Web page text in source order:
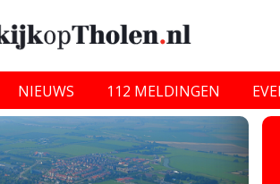
NIEUWS 112 MELDINGEN